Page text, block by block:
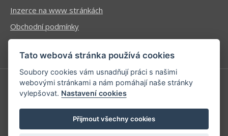
Inzerce na www stránkách
Obchodní podmínky
Ochrana osobních údajů
Příhlášení | Registrace
Kontaktní informace
Mapa stránek
Tato webová stránka používá cookies
Soubory cookies vám usnadňují práci s našimi
webovými stránkami a nám pomáhají naše stránky
vylepšovat. Nastavení cookies
Přijmout všechny cookies